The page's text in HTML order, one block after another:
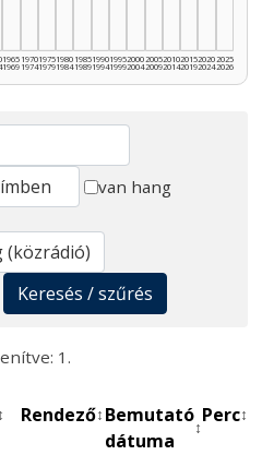
1965
1969
1970
1974
1975
1979
1980
1984
1985
1989
1990
1994
1995
1999
2000
2004
2005
2009
2010
2014
2015
2019
2020
2024
2025
2026
van hang
Keresés / szűrés
1.
↕ Rendező↕ Bemutató
dátuma
↕
Perc↕